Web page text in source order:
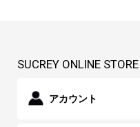
SUCREY ONLINE STORE
アカウント